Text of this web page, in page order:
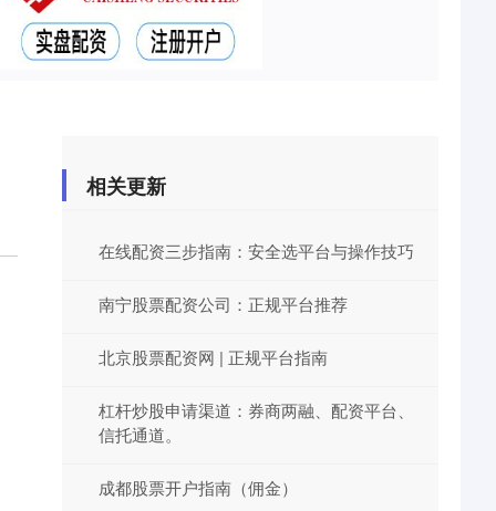
相关更新
在线配资三步指南：安全选平台与操作技巧
南宁股票配资公司：正规平台推荐
北京股票配资网 | 正规平台指南
杠杆炒股申请渠道：券商两融、配资平台、
信托通道。
成都股票开户指南（佣金）